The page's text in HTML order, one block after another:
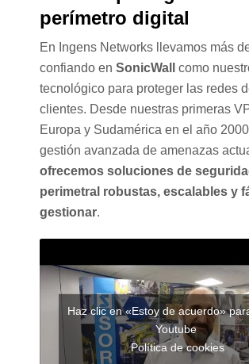
perímetro digital
En Ingens Networks llevamos más
confiando en SonicWall
como
tecnológico para proteger las redes
clientes. Desde nuestras primeras
Europa y Sudamérica en el año
gestión avanzada de amenazas
ofrecemos soluciones de
perimetral robustas, escalables y
gestionar.
Haz clic en «Estoy de acuerdo»
Youtube
Política de cookies